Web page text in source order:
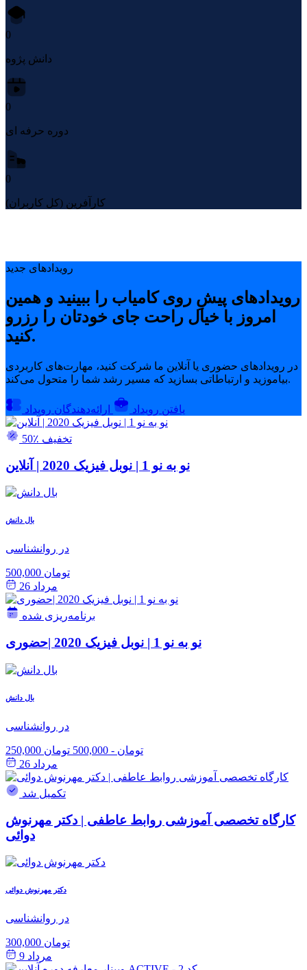
0
دانش پژوه
0
دوره حرفه ای
0
کارآفرین (کل کاربران)
رویدادهای جدید
رویدادهای پیشِ روی کامیاب را ببینید و همین
امروز با خیال راحت جای خودتان را رزرو
کنید.
در رویدادهای حضوری یا آنلاین ما شرکت کنید، مهارت‌های کاربردی
بیاموزید و ارتباطاتی بسازید که مسیر رشد شما را متحول می‌کند.
یافتن رویداد ارائه‌دهندگان رویداد
50٪ تخفیف
نو به نو 1 | نوبل فیزیک 2020 | آنلاین
بال دانش
در روانشناسی
500,000 تومان
مرداد 26
برنامه‌ریزی شده
نو به نو 1 | نوبل فیزیک 2020 |حضوری
بال دانش
در روانشناسی
250,000 تومان - 500,000 تومان
مرداد 26
تکمیل شد
کارگاه تخصصی آموزشی روابط عاطفی | دکتر مهرنوش
دوائی
دکتر مهرنوش دوائی
در روانشناسی
300,000 تومان
مرداد 9